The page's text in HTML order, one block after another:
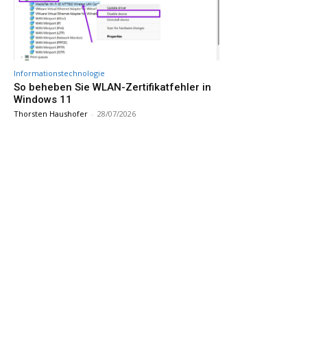
Informationstechnologie
So beheben Sie WLAN-Zertifikatfehler in
Windows 11
Thorsten Haushofer - 28/07/2026